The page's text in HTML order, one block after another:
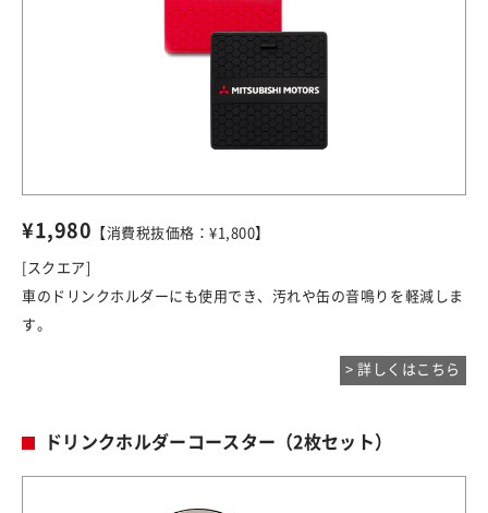
¥1,980 【消費税抜価格：¥1,800】
[スクエア]
車のドリンクホルダーにも使用でき、汚れや缶の音鳴りを軽減しま
す。
> 詳しくはこちら
ドリンクホルダーコースター（2枚セット）